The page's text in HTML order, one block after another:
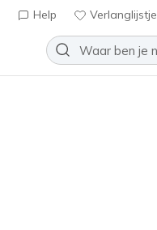
Help Verlanglijstje